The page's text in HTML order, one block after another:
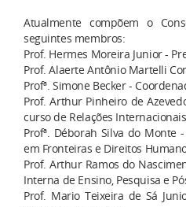
Atualmente compõem o
seguintes membros:
Prof. Hermes Moreira Junior -
Prof. Alaerte Antônio Martelli
Profª. Simone Becker -
Prof. Arthur Pinheiro de
curso de Relações Internacionais
Profª. Déborah Silva do Monte
em Fronteiras e Direitos
Prof. Arthur Ramos do
Interna de Ensino, Pesquisa e
Prof. Mario Teixeira de Sá